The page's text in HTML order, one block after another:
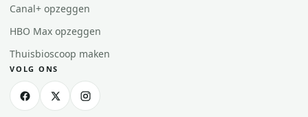
Canal+ opzeggen
HBO Max opzeggen
Thuisbioscoop maken
VOLG ONS